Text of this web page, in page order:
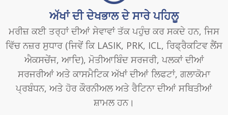
ਅੱਖਾਂ ਦੀ ਦੇਖਭਾਲ ਦੇ ਸਾਰੇ ਪਹਿਲੂ
ਮਰੀਜ਼ ਕਈ ਤਰ੍ਹਾਂ ਦੀਆਂ ਸੇਵਾਵਾਂ ਤੱਕ ਪਹੁੰਚ ਕਰ ਸਕਦੇ ਹਨ, ਜਿਸ
ਵਿੱਚ ਨਜ਼ਰ ਸੁਧਾਰ (ਜਿਵੇਂ ਕਿ LASIK, PRK, ICL, ਰਿਫ੍ਰੈਕਟਿਵ ਲੈਂਸ
ਐਕਸਚੇਂਜ, ਆਦਿ), ਮੋਤੀਆਬਿੰਦ ਸਰਜਰੀ, ਪਲਕਾਂ ਦੀਆਂ
ਸਰਜਰੀਆਂ ਅਤੇ ਕਾਸਮੈਟਿਕ ਅੱਖਾਂ ਦੀਆਂ ਲਿਫਟਾਂ, ਗਲਾਕੋਮਾ
ਪ੍ਰਬੰਧਨ, ਅਤੇ ਹੋਰ ਕੌਰਨੀਅਲ ਅਤੇ ਰੈਟਿਨਾ ਦੀਆਂ ਸਥਿਤੀਆਂ
ਸ਼ਾਮਲ ਹਨ।